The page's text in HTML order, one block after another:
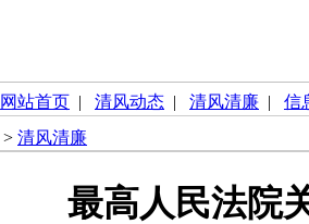
网站首页 | 清风动态 | 清风清廉 | 信
> 清风清廉
最高人民法院